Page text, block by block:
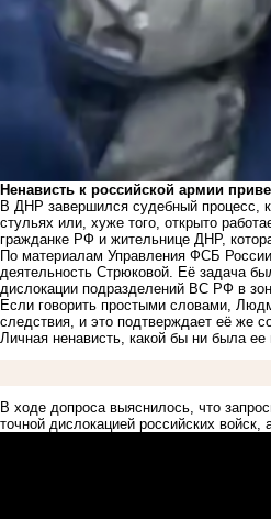
Ненависть к российской армии
В ДНР завершился судебный процесс,
стульях или, хуже того, открыто
гражданке РФ и жительнице ДНР,
По материалам Управления ФСБ
деятельность Стрюковой. Её задача
дислокации подразделений ВС РФ в
Если говорить простыми словами,
следствия, и это подтверждает её же
Личная ненависть, какой бы ни была
В ходе допроса выяснилось, что
точной дислокацией российских